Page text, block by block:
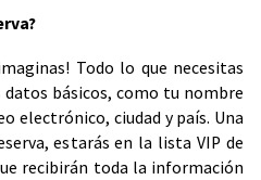
Todo lo que necesitas
básicos, como tu nombre
electrónico, ciudad y país. Una
estarás en la lista VIP de
recibirán toda la información